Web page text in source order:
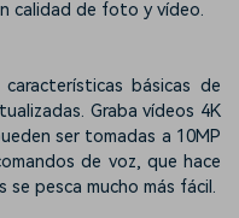
calidad de foto y vídeo.
básicas de
Graba vídeos 4K
ser tomadas a 10MP
de voz, que hace
se pesca mucho más fácil.